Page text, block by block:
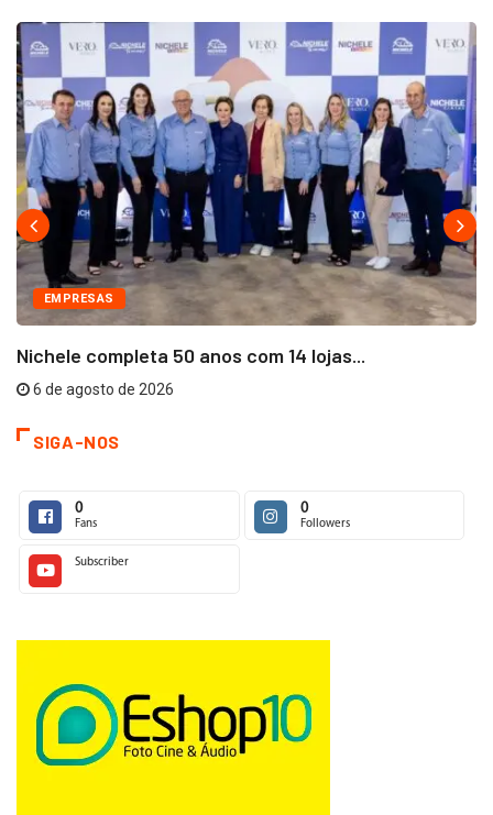
EMPRESAS
Nichele completa 50 anos com 14 lojas...
6 de agosto de 2026
SIGA-NOS
0
Fans
0
Followers
Subscriber